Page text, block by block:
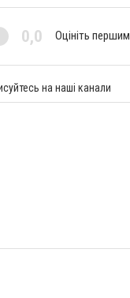
0,0 Оцініть першим
на наші канали